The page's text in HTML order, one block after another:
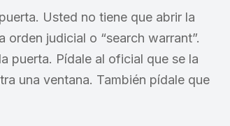
Usted no tiene que abrir la
judicial o “search warrant”.
puerta. Pídale al oficial que se la
una ventana. También pídale que